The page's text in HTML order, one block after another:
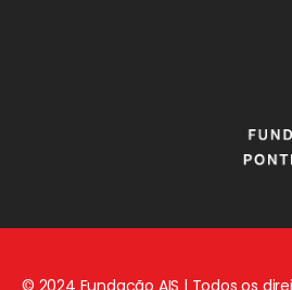
© 2024 Fundação AIS | Todos os